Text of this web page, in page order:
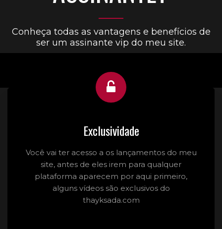
Conheça todas as vantagens e benefícios de
ser um assinante vip do meu site.
Exclusividade
Você vai ter acesso a os lançamentos do meu
site, antes de eles irem para qualquer
plataforma aparecem por aqui primeiro,
alguns vídeos são exclusivos do
thayksada.com